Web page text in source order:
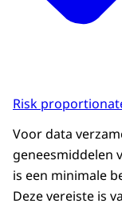
Risk
Voor data
geneesmiddelen
is een minimale
Deze vereiste is